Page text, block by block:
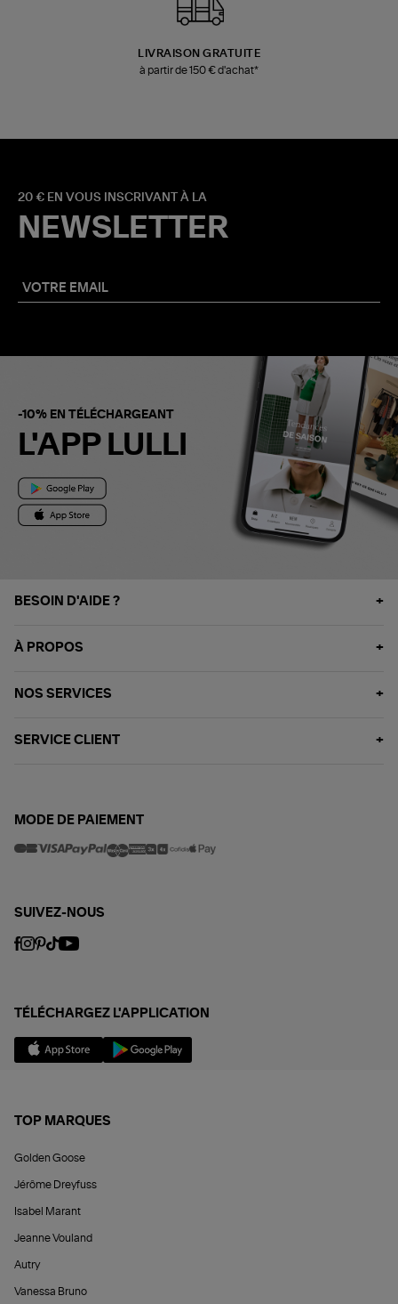
LIVRAISON GRATUITE
à partir de 150 € d'achat*
20 € EN VOUS INSCRIVANT À LA
NEWSLETTER
-10% EN TÉLÉCHARGEANT
L'APP LULLI
BESOIN D'AIDE ?
À PROPOS
NOS SERVICES
SERVICE CLIENT
MODE DE PAIEMENT
SUIVEZ-NOUS
TÉLÉCHARGEZ L'APPLICATION
TOP MARQUES
Golden Goose
Jérôme Dreyfuss
Isabel Marant
Jeanne Vouland
Autry
Vanessa Bruno